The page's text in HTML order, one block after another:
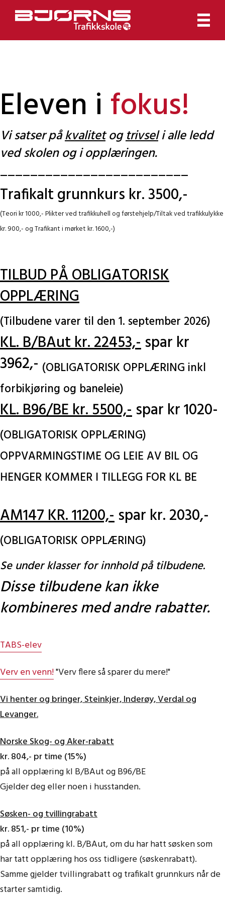
Eleven i fokus!
Vi satser påkvalitet ogtrivsel i alle ledd
ved skolen og i opplæringen.
_________________________
Trafikalt grunnkurs kr. 3500,-
(Teori kr 1000,- Plikter ved trafikkuhell og førstehjelp/Tiltak ved trafikkulykke
kr. 900,- og Trafikant i mørket kr. 1600,-)
TILBUD PÅ OBLIGATORISK
OPPLÆRING
(Tilbudene varer til den 1. september 2026)
KL. B/BAut kr. 22453,-spar kr
3962,- (OBLIGATORISK OPPLÆRING inkl
forbikjøring og baneleie)
KL. B96/BE kr. 5500,-spar kr 1020-
(OBLIGATORISK OPPLÆRING)
OPPVARMINGSTIME OG LEIE AV BIL OG
HENGER KOMMER I TILLEGG FOR KL BE
AM147 KR. 11200,-spar kr. 2030,-
(OBLIGATORISK OPPLÆRING)
Se under klasser for innhold på tilbudene.
Disse tilbudene kan ikke
kombineres med andre rabatter.
TABS-elev
Verv en venn!"Verv flere så sparer du mere!"
Vi henter og bringer, Steinkjer, Inderøy, Verdal og
Levanger.
Norske Skog- og Aker-rabatt
kr. 804,- pr time (15%)
på all opplæring kl B/BAut og B96/BE
Gjelder deg eller noen i husstanden.
Søsken- og tvillingrabatt
kr. 851,- pr time (10%)
på all opplæring kl. B/BAut, om du har hatt søsken som
har tatt opplæring hos oss tidligere (søskenrabatt).
Samme gjelder tvillingrabatt og trafikalt grunnkurs når de
starter samtidig.